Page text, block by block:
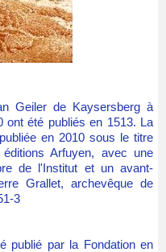
ont été publiés en 1513. La
en 2010 sous le titre
Arfuyen, avec une
de l'Institut et un avant-
Grallet, archevêque de
3
publié par la Fondation en